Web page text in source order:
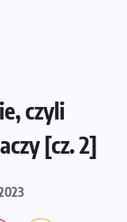
czyli
[cz. 2]